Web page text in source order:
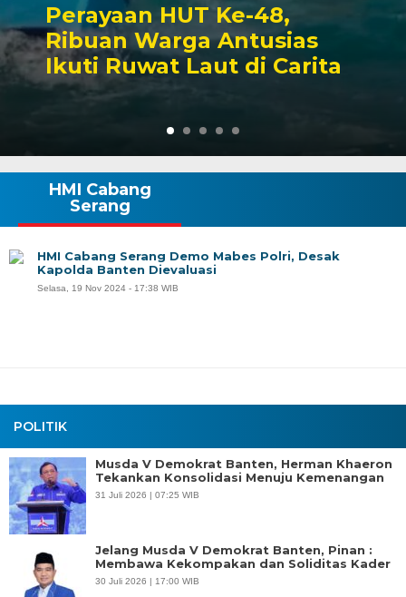
Perayaan HUT Ke-48,
Ribuan Warga Antusias
Ikuti Ruwat Laut di Carita
POLITIK
Musda V Demokrat Banten, Herman Khaeron
Tekankan Konsolidasi Menuju Kemenangan
31 Juli 2026 | 07:25 WIB
Jelang Musda V Demokrat Banten, Pinan :
Membawa Kekompakan dan Soliditas Kader
30 Juli 2026 | 17:00 WIB
HMI Cabang
Serang
HMI Cabang Serang Demo Mabes Polri, Desak
Kapolda Banten Dievaluasi
Selasa, 19 Nov 2024 - 17:38 WIB